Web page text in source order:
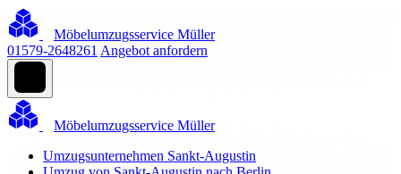
Möbelumzugsservice Müller
01579-2648261 Angebot anfordern
Möbelumzugsservice Müller
Umzugsunternehmen Sankt-Augustin